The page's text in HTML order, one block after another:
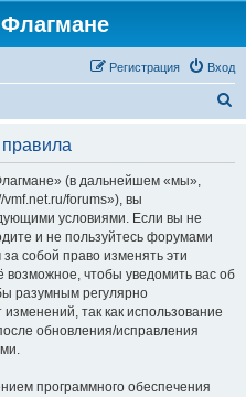
Вход
Регистрация
(в дальнейшем «мы»,
forums»), вы
условиями. Если вы не
и не пользуйтесь форумами
собой право изменять эти
чтобы уведомить вас об
разумным регулярно
так как использование
обновления/исправления
программного обеспечения